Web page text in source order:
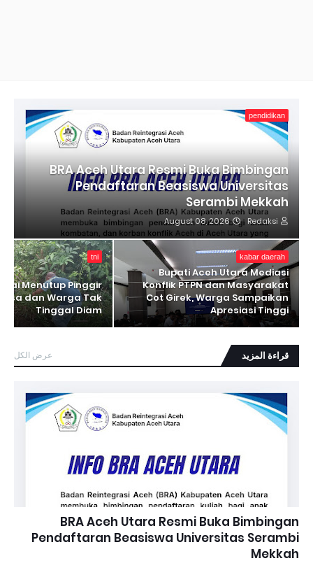
pendidikan
BRA Aceh Utara Resmi Buka Bimbingan
Pendaftaran Beasiswa Universitas
Serambi Mekkah
Redaksi
August 08, 2026
kabar daerah
Bupati Aceh Utara Mediasi
Konflik PTPN dan Masyarakat
Cot Girek, Warga Sampaikan
Apresiasi Tinggi
tni
Menutup Pinggir
dan Warga Tak
Tinggal Diam
قراءة المزيد عرض الكل
BRA Aceh Utara Resmi Buka Bimbingan
Pendaftaran Beasiswa Universitas Serambi
Mekkah